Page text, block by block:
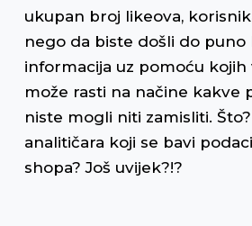
ukupan broj likeova,
nego da biste došli do puno
informacija uz pomoću kojih
može rasti na načine kakve
niste mogli niti zamisliti.
analitičara koji se bavi
shopa? Još uvijek?!?